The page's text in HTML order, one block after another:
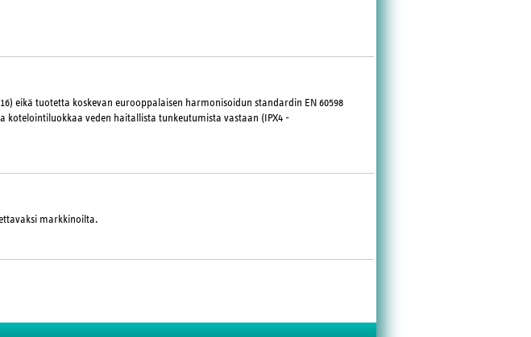
eikä tuotetta koskevan eurooppalaisen harmonisoidun standardin EN 60598
kotelointiluokkaa veden haitallista tunkeutumista vastaan (IPX4 -
markkinoilta.